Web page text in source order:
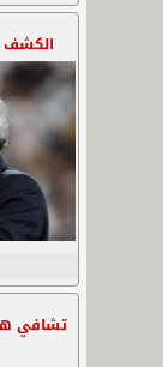
الكشف
تشافي